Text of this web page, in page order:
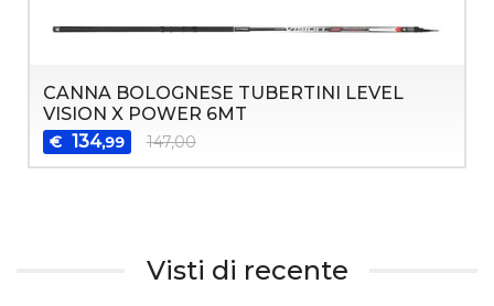
CANNA BOLOGNESE TUBERTINI LEVEL
VISION X POWER 6MT
€ 134,99 147,00
Visti di recente